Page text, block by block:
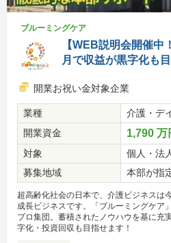
ブルーミングケア
【WEB説明会開催中
月で収益が黒字化も
開業お祝い金対象企業
業種
介護・デ
開業資金
1,790 万
対象
個人・法
募集地域
本部が指
超高齢化社会の日本で、介護ビジネスは
成長ビジネスです。「ブルーミングケア
プロ集団。蓄積されたノウハウを基に充
字化・投資回収も目指せます！